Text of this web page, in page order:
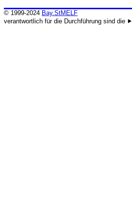
© 1999-2024 Bay.StMELF
verantwortlich für die Durchführung sind die ⯈